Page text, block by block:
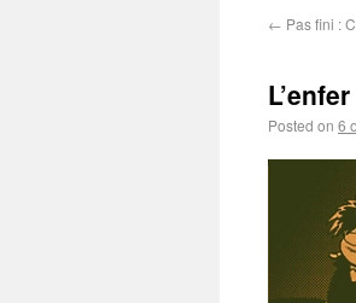
← Pas fini :
Posted on 6